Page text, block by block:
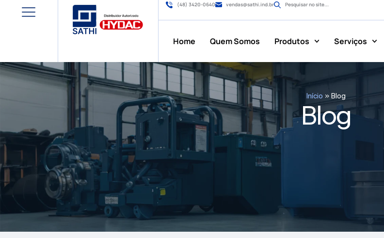
(48) 3420-0640 vendas@sathi.ind.br Pesquisar no site...
Home Quem Somos Produtos Serviços
Início » Blog
Blog